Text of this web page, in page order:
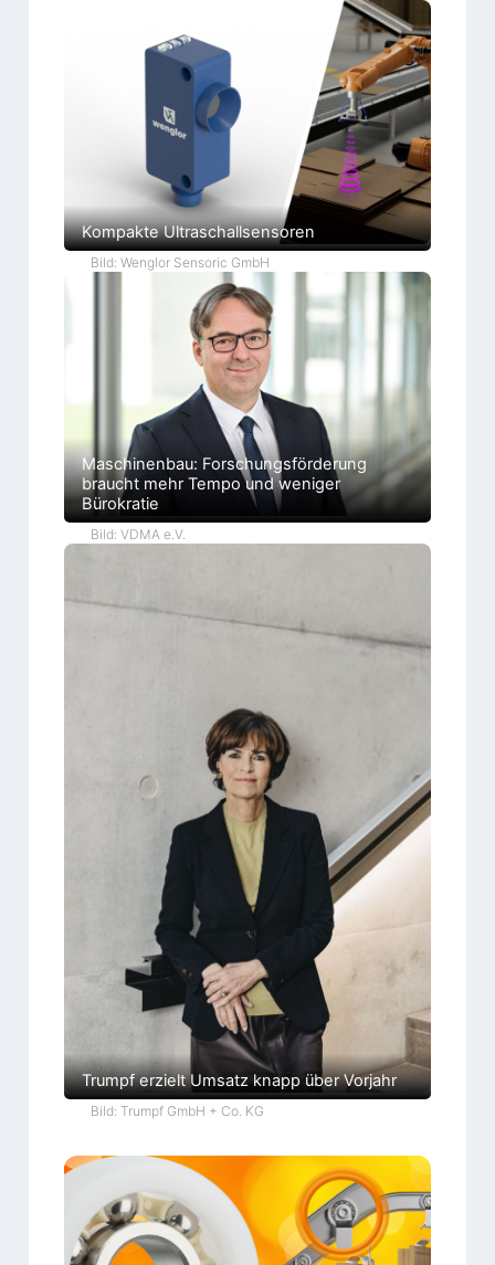
Kompakte Ultraschallsensoren
Bild: Wenglor Sensoric GmbH
Maschinenbau: Forschungsförderung
braucht mehr Tempo und weniger
Bürokratie
Bild: VDMA e.V.
Trumpf erzielt Umsatz knapp über Vorjahr
Bild: Trumpf GmbH + Co. KG